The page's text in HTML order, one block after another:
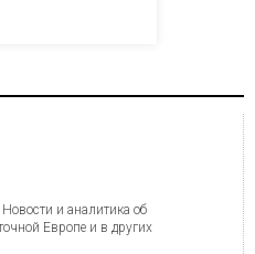
и аналитика об
Европе и в других